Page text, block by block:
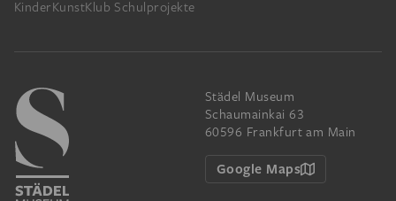
KinderKunstKlub Schulprojekte
Städel Museum
Schaumainkai 63
60596 Frankfurt am Main
Google Maps